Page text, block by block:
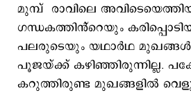
മുമ്പ് രാവിലെ
ഗന്ധകത്തിൻ്റെയും
പലരുടെയും യഥാർഥ മുഖങ്ങൾ
പൂജയ്ക്ക് കഴിഞ്ഞിരുന്നില്ല.
കറുത്തിരുണ്ട മുഖങ്ങളിൽ